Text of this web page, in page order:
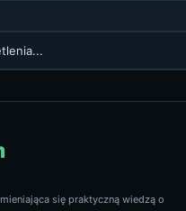
się praktyczną wiedzą o